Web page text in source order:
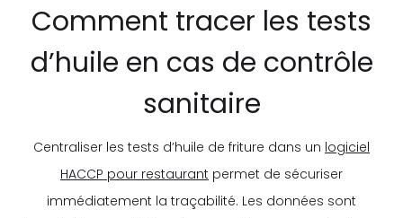
Comment tracer les tests
d’huile en cas de contrôle
sanitaire
Centraliser les tests d’huile de friture dans un logiciel
HACCP pour restaurant permet de sécuriser
immédiatement la traçabilité. Les données sont